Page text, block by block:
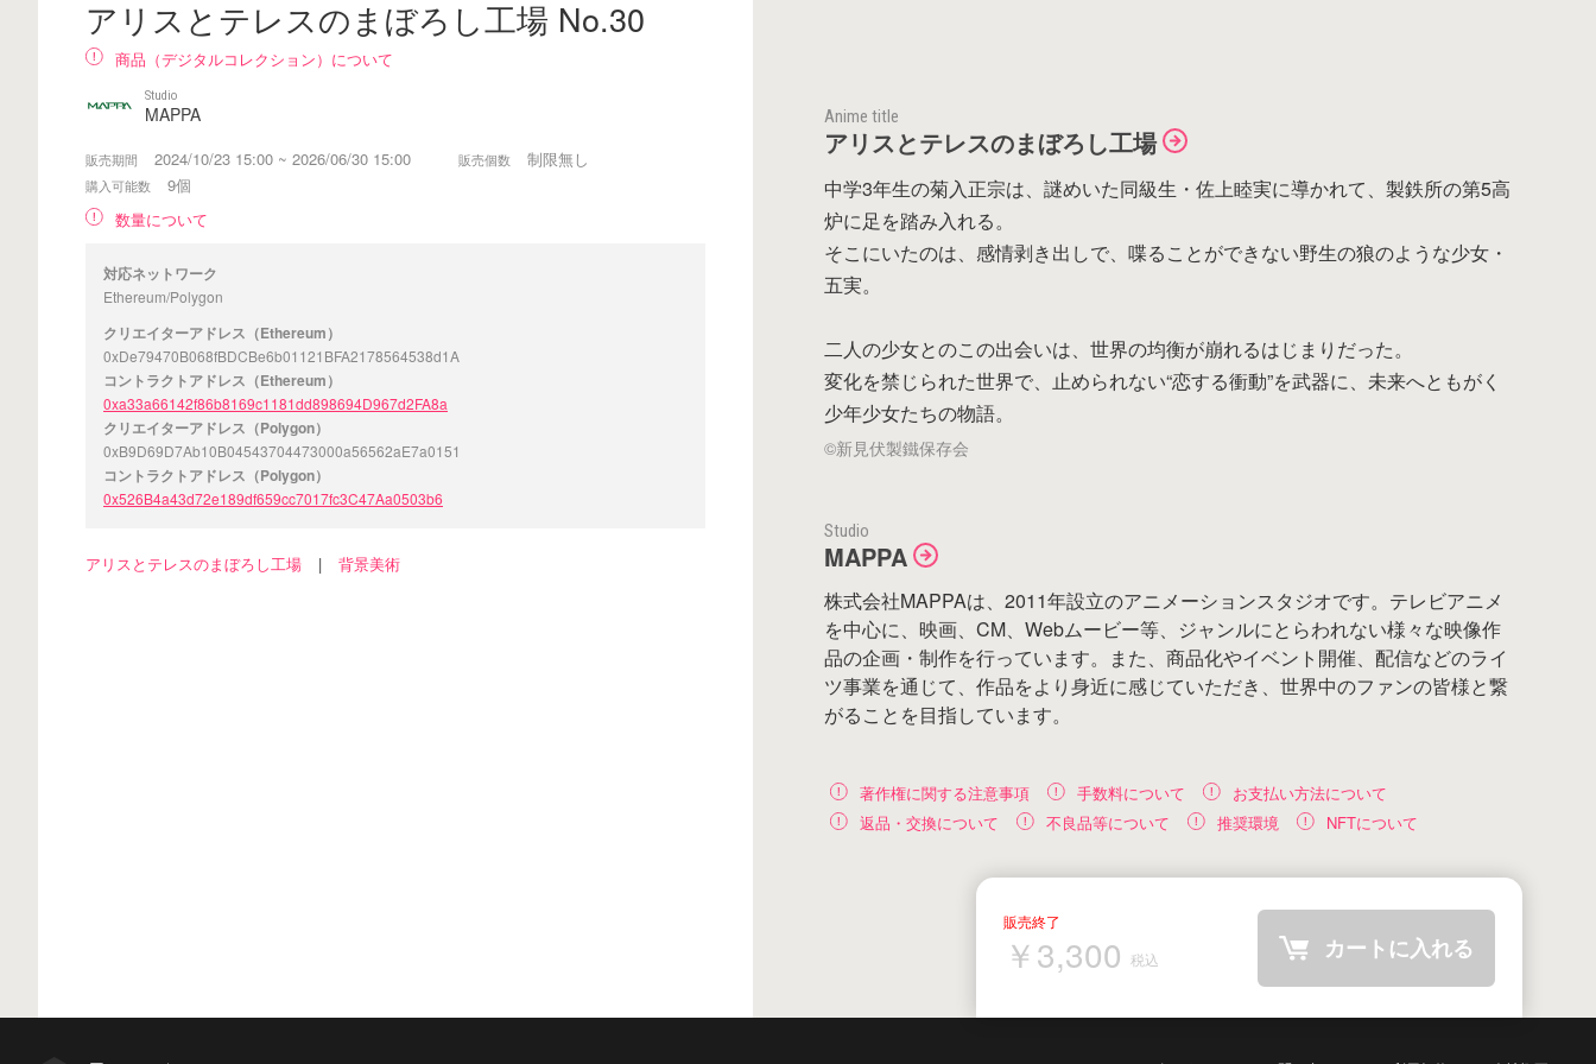
アイテムがありません。
戻る
アリスとテレスのまぼろし工場 No.30
商品（デジタルコレクション）について
Studio
MAPPA
販売期間 2024/10/23 15:00 ~ 2026/06/30 15:00 販売個数 制限無し
購入可能数
9個
数量について
対応ネットワーク
Ethereum/Polygon
クリエイターアドレス（Ethereum）
0xDe79470B068fBDCBe6b01121BFA2178564538d1A
コントラクトアドレス（Ethereum）
0xa33a66142f86b8169c1181dd898694D967d2FA8a
クリエイターアドレス（Polygon）
0xB9D69D7Ab10B04543704473000a56562aE7a0151
コントラクトアドレス（Polygon）
0x526B4a43d72e189df659cc7017fc3C47Aa0503b6
アリスとテレスのまぼろし工場 | 背景美術
Anime title
アリスとテレスのまぼろし工場
中学3年生の菊入正宗は、謎めいた同級生・佐上睦実に導かれて、製鉄所の第5高
炉に足を踏み入れる。
そこにいたのは、感情剥き出しで、喋ることができない野生の狼のような少女・
五実。
二人の少女とのこの出会いは、世界の均衡が崩れるはじまりだった。
変化を禁じられた世界で、止められない“恋する衝動”を武器に、未来へともがく
少年少女たちの物語。
©新見伏製鐵保存会
Studio
MAPPA
株式会社MAPPAは、2011年設立のアニメーションスタジオです。テレビアニメ
を中心に、映画、CM、Webムービー等、ジャンルにとらわれない様々な映像作
品の企画・制作を行っています。また、商品化やイベント開催、配信などのライ
ツ事業を通じて、作品をより身近に感じていただき、世界中のファンの皆様と繋
がることを目指しています。
著作権に関する注意事項 手数料について
お支払い方法について
返品・交換について
不良品等について 推奨環境 NFTについて
￥3,300 税込 カートに入れる